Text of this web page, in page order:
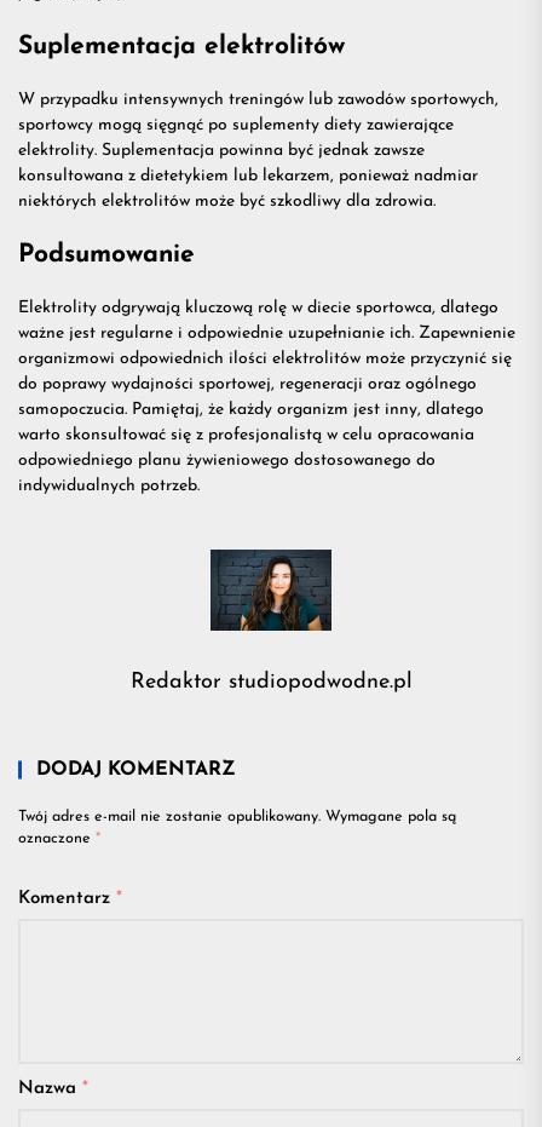
Suplementacja elektrolitów
W przypadku intensywnych treningów lub zawodów sportowych,
sportowcy mogą sięgnąć po suplementy diety zawierające
elektrolity. Suplementacja powinna być jednak zawsze
konsultowana z dietetykiem lub lekarzem, ponieważ nadmiar
niektórych elektrolitów może być szkodliwy dla zdrowia.
Podsumowanie
Elektrolity odgrywają kluczową rolę w diecie sportowca, dlatego
ważne jest regularne i odpowiednie uzupełnianie ich. Zapewnienie
organizmowi odpowiednich ilości elektrolitów może przyczynić się
do poprawy wydajności sportowej, regeneracji oraz ogólnego
samopoczucia. Pamiętaj, że każdy organizm jest inny, dlatego
warto skonsultować się z profesjonalistą w celu opracowania
odpowiedniego planu żywieniowego dostosowanego do
indywidualnych potrzeb.
Redaktor studiopodwodne.pl
DODAJ KOMENTARZ
Twój adres e-mail nie zostanie opublikowany. Wymagane pola są
oznaczone *
Komentarz *
Nazwa *